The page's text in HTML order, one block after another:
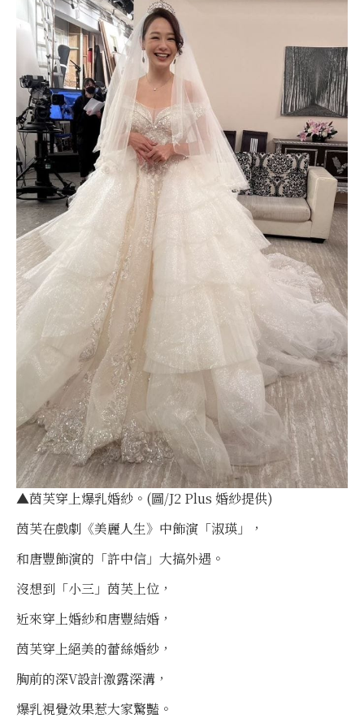
▲茵芙穿上爆乳婚紗。(圖/J2 Plus 婚紗提供)
茵芙在戲劇《美麗人生》中飾演「淑瑛」，
和唐豐飾演的「許中信」大搞外遇。
沒想到「小三」茵芙上位，
近來穿上婚紗和唐豐結婚，
茵芙穿上絕美的蕾絲婚紗，
胸前的深V設計激露深溝，
爆乳視覺效果惹大家驚豔。